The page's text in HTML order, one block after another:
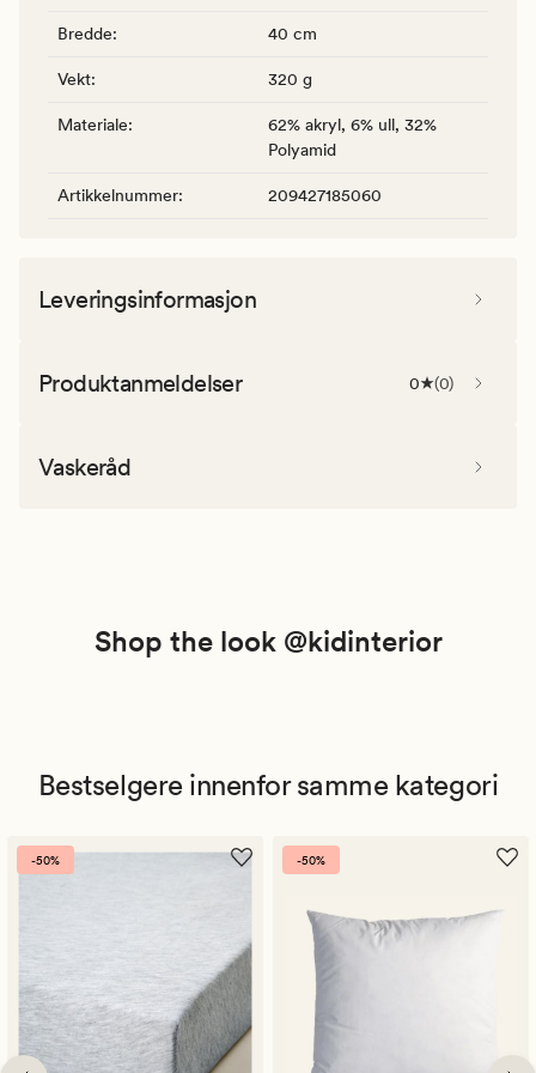
Bredde: 40 cm
Vekt: 320 g
Materiale:
62% akryl, 6% ull, 32%
Polyamid
Artikkelnummer: 209427185060
Leveringsinformasjon
Produktanmeldelser 0 (0)
Vaskeråd
Shop the look @kidinterior
Bestselgere innenfor samme kategori
-50% -50%